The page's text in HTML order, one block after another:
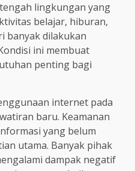
lingkungan yang
belajar, hiburan,
banyak dilakukan
ini membuat
penting bagi
internet pada
baru. Keamanan
yang belum
utama. Banyak pihak
dampak negatif